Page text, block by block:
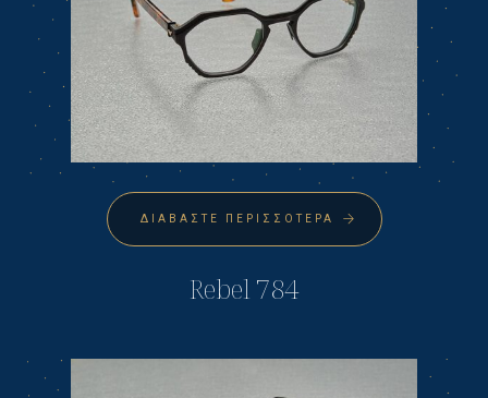
ΔΙΑΒΆΣΤΕ ΠΕΡΙΣΣΌΤΕΡΑ
Rebel 784